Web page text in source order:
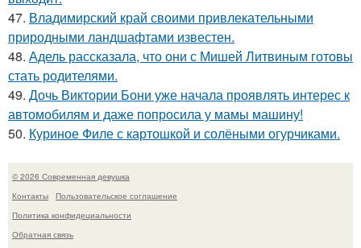
47. Владимирский край своими привлекательными
природными ландшафтами известен.
48. Адель рассказала, что они с Мишей Литвиным готовы
стать родителями.
49. Дочь Виктории Бони уже начала проявлять интерес к
автомобилям и даже попросила у мамы машину!
50. Куриное Филе с картошкой и солёными огурчиками.
© 2026 Современная девушка
Контакты
Пользовательское соглашение
Политика конфидециальности
Обратная связь